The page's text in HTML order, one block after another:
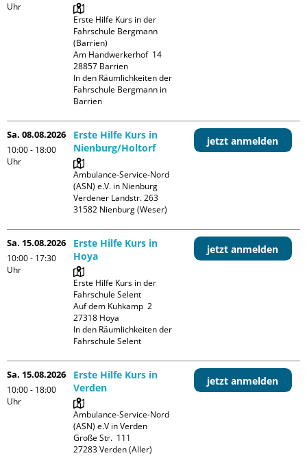
Uhr
Erste Hilfe Kurs in der
Fahrschule Bergmann
(Barrien)
Am Handwerkerhof  14
28857 Barrien
In den Räumlichkeiten der
Fahrschule Bergmann in
Barrien
Sa. 08.08.2026
10:00 - 18:00
Uhr
Erste Hilfe Kurs in
Nienburg/Holtorf
Ambulance-Service-Nord
(ASN) e.V. in Nienburg
Verdener Landstr. 263
jetzt anmelden
Sa. 15.08.2026
10:00 - 17:30
Uhr
Erste Hilfe Kurs in
Hoya
Erste Hilfe Kurs in der
Fahrschule Selent
Auf dem Kuhkamp  2
27318 Hoya
In den Räumlichkeiten der
Fahrschule Selent
jetzt anmelden
Sa. 15.08.2026
10:00 - 18:00
Uhr
Erste Hilfe Kurs in
Verden
Ambulance-Service-Nord
(ASN) e.V in Verden
Große Str.  111
jetzt anmelden